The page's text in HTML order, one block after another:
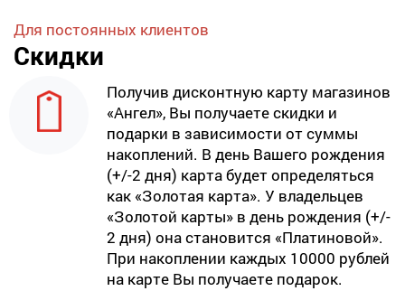
Для постоянных клиентов
Скидки
Получив дисконтную карту магазинов
«Ангел», Вы получаете скидки и
подарки в зависимости от суммы
накоплений. В день Вашего рождения
(+/-2 дня) карта будет определяться
как «Золотая карта». У владельцев
«Золотой карты» в день рождения (+/-
2 дня) она становится «Платиновой».
При накоплении каждых 10000 рублей
на карте Вы получаете подарок.